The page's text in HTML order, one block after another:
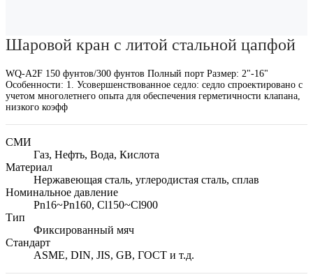
Шаровой кран с литой стальной цапфой
WQ-A2F 150 фунтов/300 фунтов Полный порт Размер: 2"-16"
Особенности: 1. Усовершенствованное седло: седло спроектировано с
учетом многолетнего опыта для обеспечения герметичности клапана,
низкого коэфф
СМИ
Газ, Нефть, Вода, Кислота
Материал
Нержавеющая сталь, углеродистая сталь, сплав
Номинальное давление
Pn16~Pn160, Cl150~Cl900
Тип
Фиксированный мяч
Стандарт
ASME, DIN, JIS, GB, ГОСТ и т.д.